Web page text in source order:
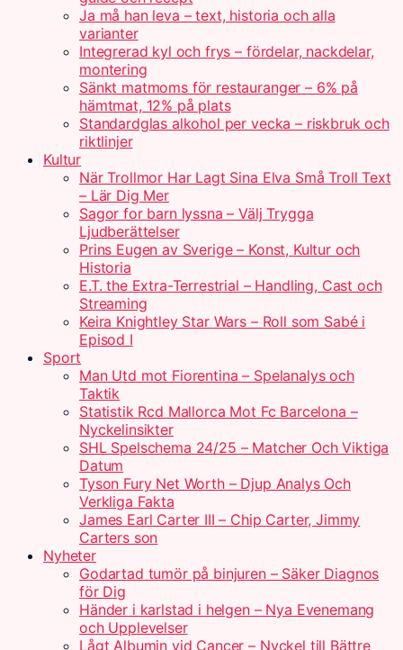
Ja må han leva – text, historia och alla
varianter
Integrerad kyl och frys – fördelar, nackdelar,
montering
Sänkt matmoms för restauranger – 6% på
hämtmat, 12% på plats
Standardglas alkohol per vecka – riskbruk och
riktlinjer
Kultur
När Trollmor Har Lagt Sina Elva Små Troll Text
– Lär Dig Mer
Sagor for barn lyssna – Välj Trygga
Ljudberättelser
Prins Eugen av Sverige – Konst, Kultur och
Historia
E.T. the Extra-Terrestrial – Handling, Cast och
Streaming
Keira Knightley Star Wars – Roll som Sabé i
Episod I
Sport
Man Utd mot Fiorentina – Spelanalys och
Taktik
Statistik Rcd Mallorca Mot Fc Barcelona –
Nyckelinsikter
SHL Spelschema 24/25 – Matcher Och Viktiga
Datum
Tyson Fury Net Worth – Djup Analys Och
Verkliga Fakta
James Earl Carter III – Chip Carter, Jimmy
Carters son
Nyheter
Godartad tumör på binjuren – Säker Diagnos
för Dig
Händer i karlstad i helgen – Nya Evenemang
och Upplevelser
Lågt Albumin vid Cancer – Nyckel till Bättre